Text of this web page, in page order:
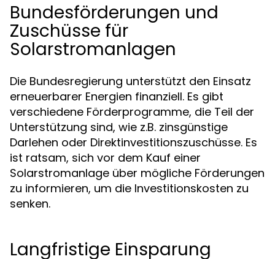
Bundesförderungen und
Zuschüsse für
Solarstromanlagen
Die Bundesregierung unterstützt den Einsatz
erneuerbarer Energien finanziell. Es gibt
verschiedene Förderprogramme, die Teil der
Unterstützung sind, wie z.B. zinsgünstige
Darlehen oder Direktinvestitionszuschüsse. Es
ist ratsam, sich vor dem Kauf einer
Solarstromanlage über mögliche Förderungen
zu informieren, um die Investitionskosten zu
senken.
Langfristige Einsparung